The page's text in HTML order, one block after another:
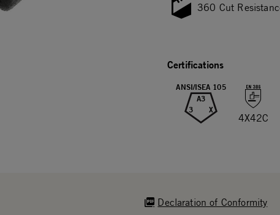
360 Cut
Certifications
ANSI/ISEA 105
A3
3
X
4X42C
Declaration of Conformity